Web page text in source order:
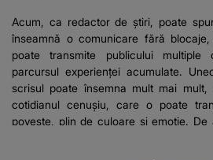
Acum, ca redactor de știri, poate
înseamnă o comunicare fără
poate transmite publicului multiple
parcursul experienței acumulate.
scrisul poate însemna mult mai
cotidianul cenușiu, care o poate
poveste, plin de culoare și emoție. De
articolelor pentru stirilekanald.ro îi